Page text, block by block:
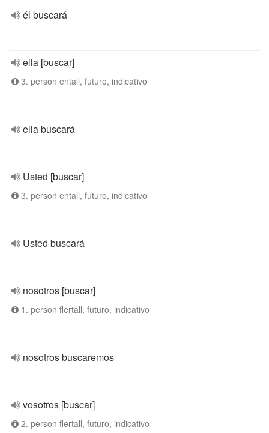
él buscará
ella [buscar]
3. person entall, futuro, indicativo
ella buscará
Usted [buscar]
3. person entall, futuro, indicativo
Usted buscará
nosotros [buscar]
1. person flertall, futuro, indicativo
nosotros buscaremos
vosotros [buscar]
2. person flertall, futuro, indicativo